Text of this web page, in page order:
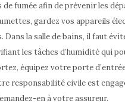
fumée afin de prévenir les
gardez vos appareils
la salle de bains, il faut
les tâches d’humidité qui
équipez votre porte
responsabilité civile est
en à votre assureur.